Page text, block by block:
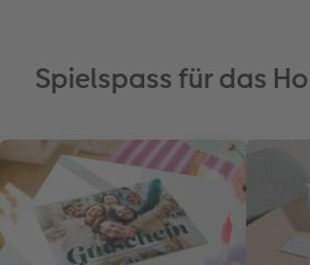
Spielspass für das